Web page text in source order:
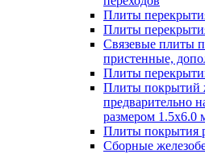
Плиты
Плиты
Связевые плиты
пристенные,
Плиты
Плиты покрытий
предварительно
размером 1.5х6.0
Плиты покрытия
Сборные